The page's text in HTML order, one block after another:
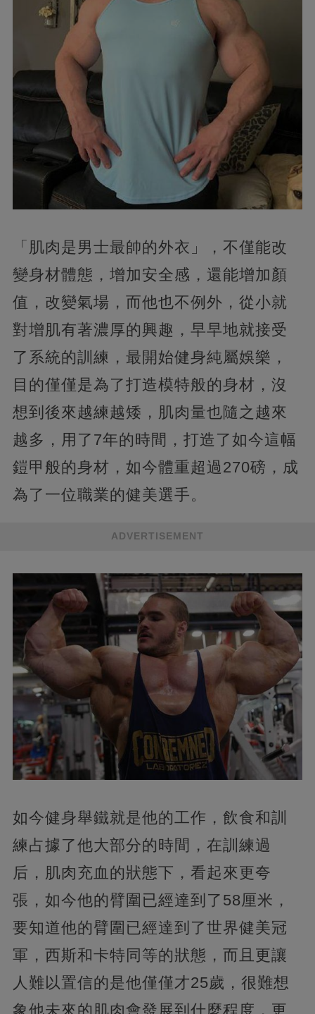
「肌肉是男士最帥的外衣」，不僅能改
變身材體態，增加安全感，還能增加顏
值，改變氣場，而他也不例外，從小就
對增肌有著濃厚的興趣，早早地就接受
了系統的訓練，最開始健身純屬娛樂，
目的僅僅是為了打造模特般的身材，沒
想到後來越練越矮，肌肉量也隨之越來
越多，用了7年的時間，打造了如今這幅
鎧甲般的身材，如今體重超過270磅，成
為了一位職業的健美選手。
ADVERTISEMENT
如今健身舉鐵就是他的工作，飲食和訓
練占據了他大部分的時間，在訓練過
后，肌肉充血的狀態下，看起來更夸
張，如今他的臂圍已經達到了58厘米，
要知道他的臂圍已經達到了世界健美冠
軍，西斯和卡特同等的狀態，而且更讓
人難以置信的是他僅僅才25歲，很難想
象他未來的肌肉會發展到什麼程度，更